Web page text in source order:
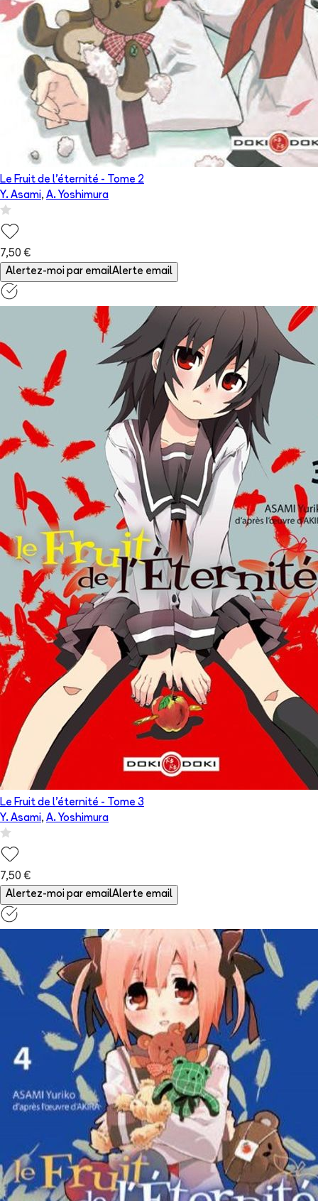
Le Fruit de l'éternité - Tome 2
Y. Asami, A. Yoshimura
7,50 €
Alertez-moi par emailAlerte email
Le Fruit de l'éternité - Tome 3
Y. Asami, A. Yoshimura
7,50 €
Alertez-moi par emailAlerte email